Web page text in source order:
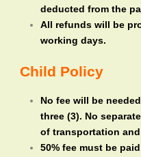
deducted from the
All refunds will be
working days.
Child Policy
No fee will be
three (3). No
of transportation
50% fee must be